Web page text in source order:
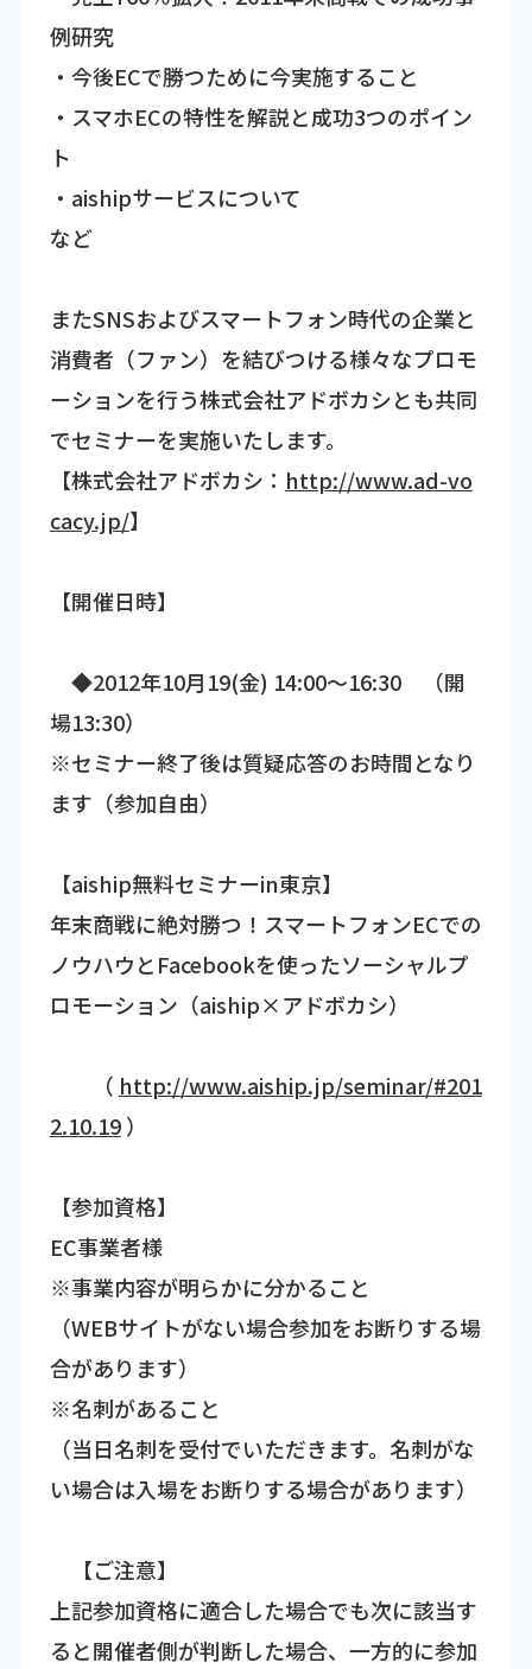
例研究
・今後ECで勝つために今実施すること
・スマホECの特性を解説と成功3つのポイン
ト
・aishipサービスについて
など
またSNSおよびスマートフォン時代の企業と
消費者（ファン）を結びつける様々なプロモ
ーションを行う株式会社アドボカシとも共同
でセミナーを実施いたします。
【株式会社アドボカシ： http://www.ad-vo
cacy.jp/】
【開催日時】
◆2012年10月19(金) 14:00～16:30 （開
場13:30）
※セミナー終了後は質疑応答のお時間となり
ます（参加自由）
【aiship無料セミナーin東京】
年末商戦に絶対勝つ！スマートフォンECでの
ノウハウとFacebookを使ったソーシャルプ
ロモーション（aiship×アドボカシ）
（ http://www.aiship.jp/seminar/#201
2.10.19）
【参加資格】
EC事業者様
※事業内容が明らかに分かること
（WEBサイトがない場合参加をお断りする場
合があります）
※名刺があること
（当日名刺を受付でいただきます。名刺がな
い場合は入場をお断りする場合があります）
【ご注意】
上記参加資格に適合した場合でも次に該当す
ると開催者側が判断した場合、一方的に参加